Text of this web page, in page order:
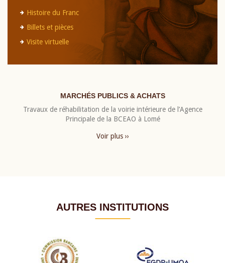
Histoire du Franc
Billets et pièces
Visite virtuelle
MARCHÉS PUBLICS & ACHATS
Travaux de réhabilitation de la voirie intérieure de l’Agence
Principale de la BCEAO à Lomé
Voir plus ››
AUTRES INSTITUTIONS